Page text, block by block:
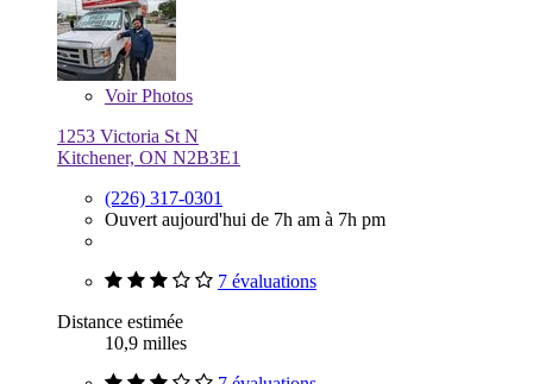
VoirPhotos
1253 Victoria St N
Kitchener, ON N2B3E1
(226) 317-0301
Ouvert aujourd'hui de 7h am à 7h pm
7 évaluations
Distance estimée
10,9 milles